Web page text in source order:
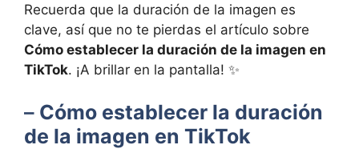
Recuerda que la duración ​de la‍ imagen es
⁣clave,⁢ así que⁣ no ⁤te pierdas ‍el artículo sobre
Cómo establecer la duración de la imagen ⁢en
‍TikTok. ¡A brillar ⁤en la ‌pantalla! ✨
– Cómo establecer la ⁣duración
de la imagen en ‌TikTok